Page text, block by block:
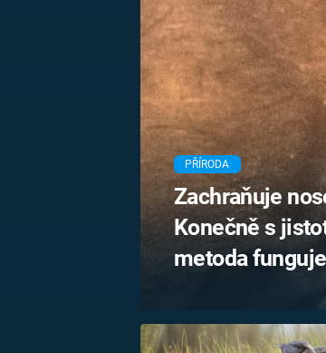
PRVNÍ SVĚTOVÁ
MARIE
RODINA
PŘÍRODA
Zachraňuje
Konečně s
metoda funguje